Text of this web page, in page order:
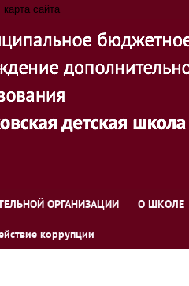
карта сайта
ОРГАНИЗАЦИИ О ШКОЛЕ
коррупции